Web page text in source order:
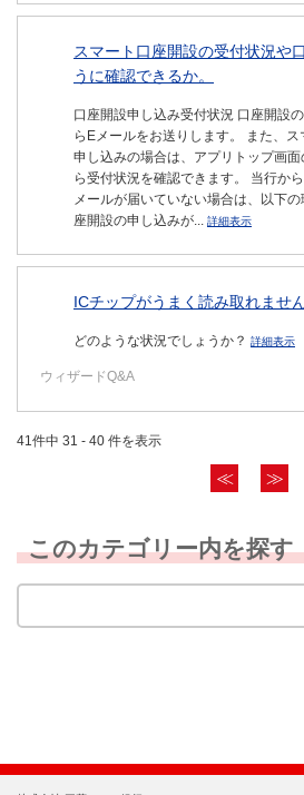
スマート口座開設の受付状況や
うに確認できるか。
口座開設申し込み受付状況 口座開設
らEメールをお送りします。 また、
申し込みの場合は、アプリトップ画
ら受付状況を確認できます。 当行か
メールが届いていない場合は、以下
座開設の申し込みが... 詳細表示
ICチップがうまく読み取れません
どのような状況でしょうか？ 詳細表示
ウィザードQ&A
41件中 31 - 40 件を表示
≪ ≫
このカテゴリー内を探す